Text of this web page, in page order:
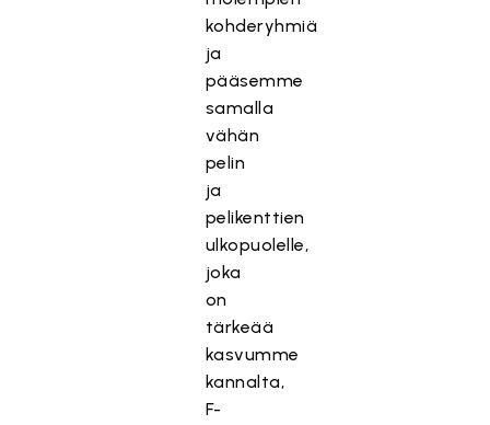
kohderyhmiä
ja
pääsemme
samalla
vähän
pelin
ja
pelikenttien
ulkopuolelle,
joka
on
tärkeää
kasvumme
kannalta,
F-